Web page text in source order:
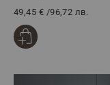
49,45 € /96,72 лв.